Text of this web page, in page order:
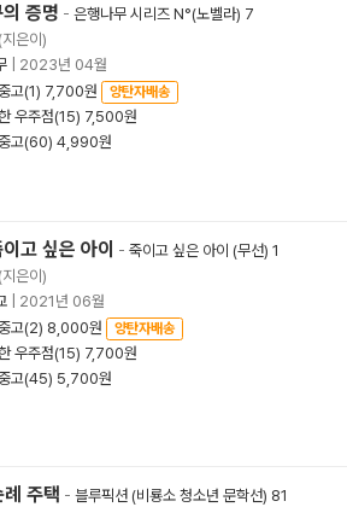
증명 - 은행나무 시리즈 N°(노벨라) 7
(지은이)
2023년 04월
고(1) 7,700원
양탄자배송
우주점(15) 7,500원
고(60) 4,990원
고 싶은 아이 - 죽이고 싶은 아이 (무선) 1
(지은이)
2021년 06월
고(2) 8,000원
양탄자배송
우주점(15) 7,700원
고(45) 5,700원
주택 - 블루픽션 (비룡소 청소년 문학선) 81